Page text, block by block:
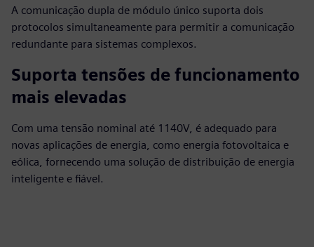
A comunicação dupla de módulo único suporta dois
protocolos simultaneamente para permitir a comunicação
redundante para sistemas complexos.
Suporta tensões de funcionamento
mais elevadas
Com uma tensão nominal até 1140V, é adequado para
novas aplicações de energia, como energia fotovoltaica e
eólica, fornecendo uma solução de distribuição de energia
inteligente e fiável.